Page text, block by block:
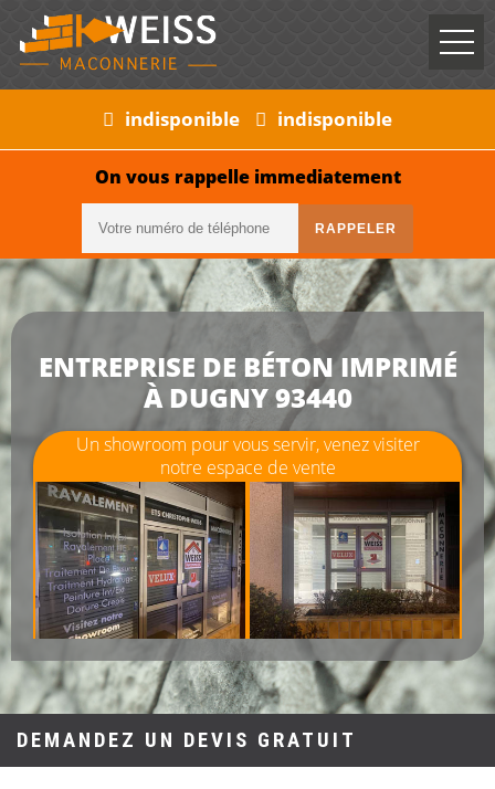
indisponible indisponible
On vous rappelle immediatement
ENTREPRISE DE BÉTON IMPRIMÉ
À DUGNY 93440
Un showroom pour vous servir, venez visiter
notre espace de vente
DEMANDEZ UN DEVIS GRATUIT